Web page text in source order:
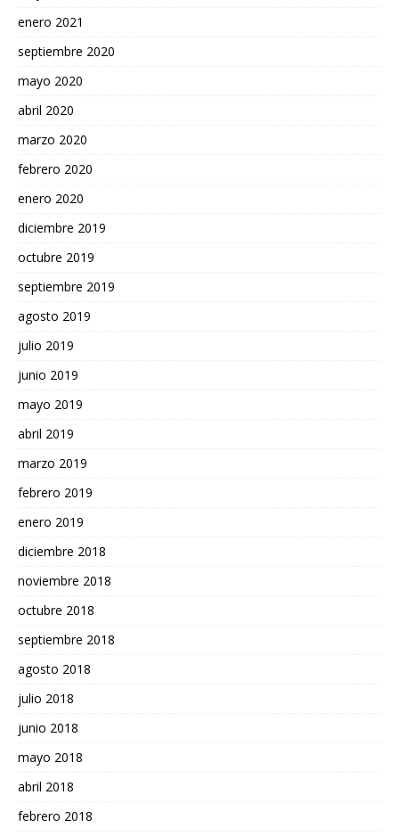
enero 2021
septiembre 2020
mayo 2020
abril 2020
marzo 2020
febrero 2020
enero 2020
diciembre 2019
octubre 2019
septiembre 2019
agosto 2019
julio 2019
junio 2019
mayo 2019
abril 2019
marzo 2019
febrero 2019
enero 2019
diciembre 2018
noviembre 2018
octubre 2018
septiembre 2018
agosto 2018
julio 2018
junio 2018
mayo 2018
abril 2018
febrero 2018